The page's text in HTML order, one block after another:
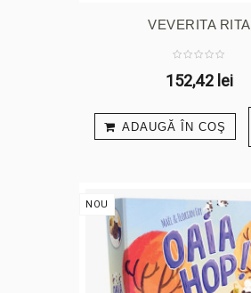
VEVERITA RITA
152,42 lei
ADAUGĂ ÎN COŞ
NOU